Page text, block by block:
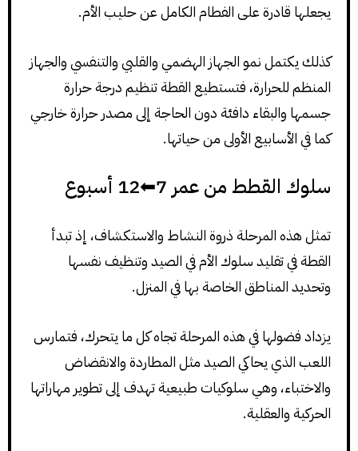
يجعلها قادرة على الفطام الكامل عن حليب الأم.
كذلك يكتمل نمو الجهاز الهضمي والقلبي والتنفسي والجهاز
المنظم للحرارة، فتستطيع القطة تنظيم درجة حرارة
جسمها والبقاء دافئة دون الحاجة إلى مصدر حرارة خارجي
كما في الأسابيع الأولى من حياتها.
سلوك القطط من عمر 7⬅12 أسبوع
تمثل هذه المرحلة ذروة النشاط والاستكشاف، إذ تبدأ
القطة في تقليد سلوك الأم في الصيد وتنظيف نفسها
وتحديد المناطق الخاصة بها في المنزل.
يزداد فضولها في هذه المرحلة تجاه كل ما يتحرك، فتمارس
اللعب الذي يحاكي الصيد مثل المطاردة والانقضاض
والاختباء، وهي سلوكيات طبيعية تهدف إلى تطوير مهاراتها
الحركية والعقلية.